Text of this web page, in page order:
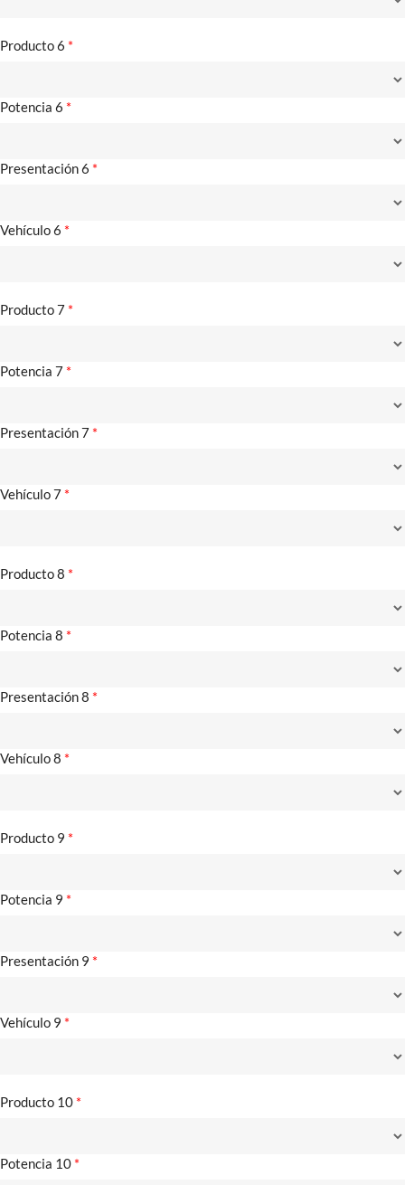
Producto 6 *
Potencia 6 *
Presentación 6 *
Vehículo 6 *
Producto 7 *
Potencia 7 *
Presentación 7 *
Vehículo 7 *
Producto 8 *
Potencia 8 *
Presentación 8 *
Vehículo 8 *
Producto 9 *
Potencia 9 *
Presentación 9 *
Vehículo 9 *
Producto 10 *
Potencia 10 *